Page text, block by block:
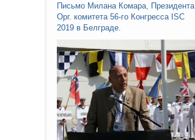
Письмо Милана Комара, Президента
Орг. комитета 56-го Конгресса ISC
2019 в Белграде.